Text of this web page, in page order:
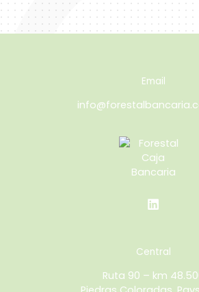
Email
Central
Ruta 90 – km